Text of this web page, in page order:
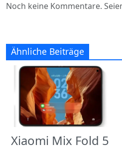
Noch keine Kommentare.
Ähnliche Beiträge
Xiaomi Mix Fold 5